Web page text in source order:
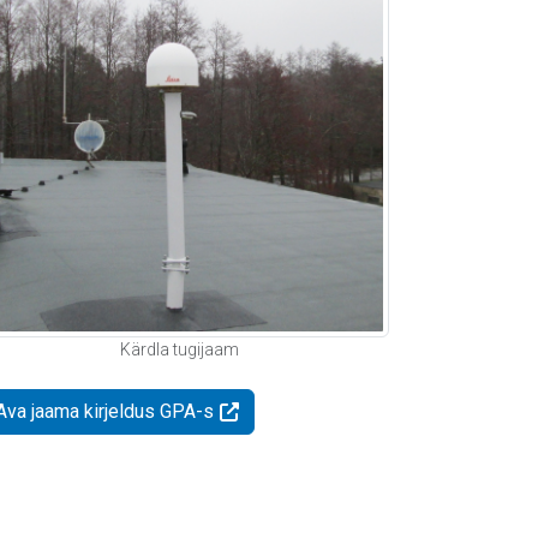
Kärdla tugijaam
jaama kirjeldus GPA-s